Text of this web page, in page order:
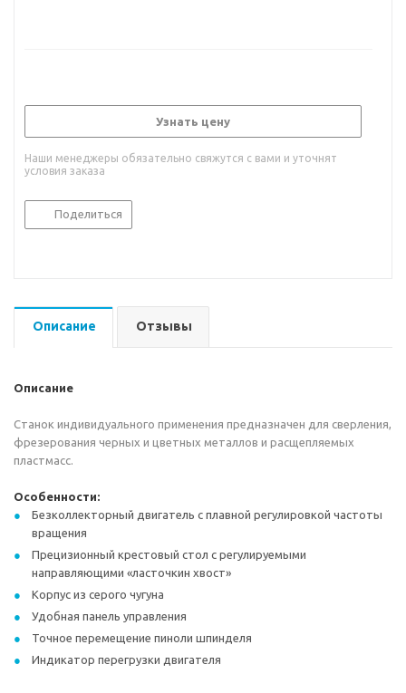
Узнать цену
Наши менеджеры обязательно свяжутся с вами и уточнят
условия заказа
Поделиться
Описание Отзывы
Описание
Станок индивидуального применения предназначен для сверления,
фрезерования черных и цветных металлов и расщепляемых
пластмасс.
Особенности:
Безколлекторный двигатель с плавной регулировкой частоты
вращения
Прецизионный крестовый стол с регулируемыми
направляющими «ласточкин хвост»
Корпус из серого чугуна
Удобная панель управления
Точное перемещение пиноли шпинделя
Индикатор перегрузки двигателя